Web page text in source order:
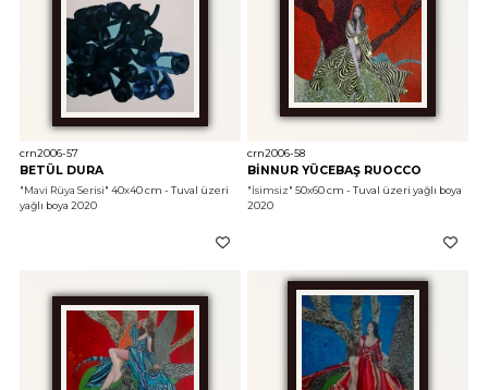
crn2006-57
BETÜL DURA
"Mavi Rüya Serisi" 40x40 cm - Tuval üzeri
yağlı boya 2020
crn2006-58
BİNNUR YÜCEBAŞ RUOCCO
"İsimsiz" 50x60 cm - Tuval üzeri yağlı boya
2020